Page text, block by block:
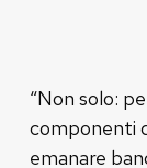
“Non solo:
componenti
emanare